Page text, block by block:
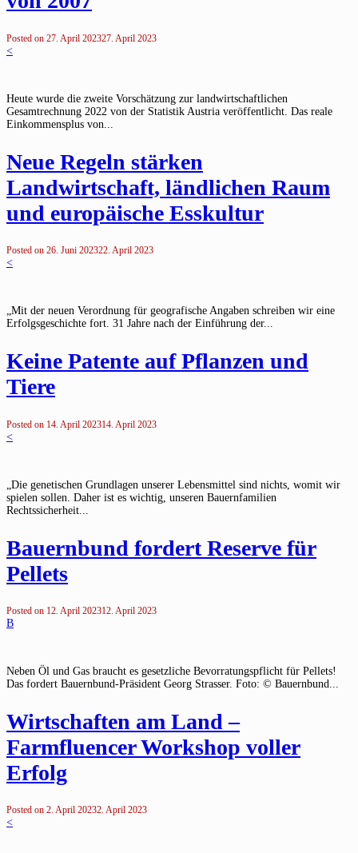
Posted on 27. April 202327. April 2023
<
Heute wurde die zweite Vorschätzung zur landwirtschaftlichen
Gesamtrechnung 2022 von der Statistik Austria veröffentlicht. Das reale
Einkommensplus von...
Neue Regeln stärken
Landwirtschaft, ländlichen Raum
und europäische Esskultur
Posted on 26. Juni 202322. April 2023
<
„Mit der neuen Verordnung für geografische Angaben schreiben wir eine
Erfolgsgeschichte fort. 31 Jahre nach der Einführung der...
Keine Patente auf Pflanzen und
Tiere
Posted on 14. April 202314. April 2023
<
„Die genetischen Grundlagen unserer Lebensmittel sind nichts, womit wir
spielen sollen. Daher ist es wichtig, unseren Bauernfamilien
Rechtssicherheit...
Bauernbund fordert Reserve für
Pellets
Posted on 12. April 202312. April 2023
B
Neben Öl und Gas braucht es gesetzliche Bevorratungspflicht für Pellets!
Das fordert Bauernbund-Präsident Georg Strasser. Foto: © Bauernbund...
Wirtschaften am Land –
Farmfluencer Workshop voller
Erfolg
Posted on 2. April 20232. April 2023
<